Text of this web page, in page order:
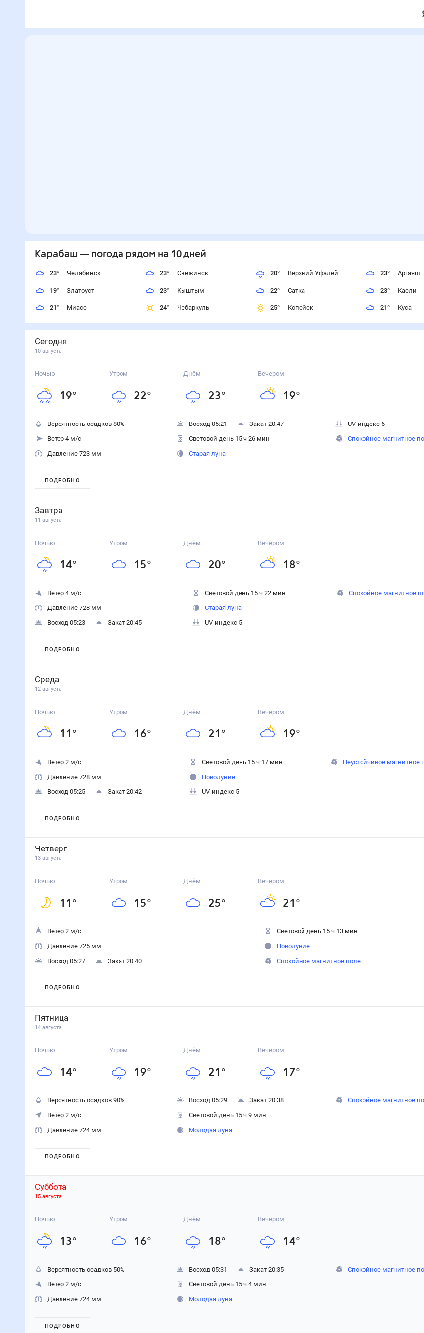
Карабаш — погода рядом на 10 дней
23° Челябинск
19° Златоуст
21° Миасс
23° Снежинск
23° Кыштым
24° Чебаркуль
20° Верхний Уфалей
22° Сатка
25° Копейск
23° Аргаяш
23° Касли
21° Куса
Сегодня
10 августа
Ночью
19°
Утром
22°
Днём
23°
Вечером
19°
Вероятность осадков 80%
Ветер 4 м/с
Давление 723 мм
Восход 05:21
Закат 20:47
Световой день 15 ч 26 мин
Старая луна
UV-индекс 6
Спокойное магнитное
ПОДРОБНО
Завтра
11 августа
Ночью
14°
Утром
15°
Днём
20°
Вечером
18°
Ветер 4 м/с
Давление 728 мм
Восход 05:23
Закат 20:45
Световой день 15 ч 22 мин
Старая луна
UV-индекс 5
Спокойное магнитное
ПОДРОБНО
Среда
12 августа
Ночью
11 °
Утром
16°
Днём
21 °
Вечером
19°
Ветер 2 м/с
Давление 728 мм
Восход 05:25
Закат 20:42
Световой день 15 ч 17 мин
Новолуние
UV-индекс 5
Неустойчивое магнитное
ПОДРОБНО
Четверг
13 августа
Ночью
11 °
Утром
15°
Днём
25°
Вечером
21 °
Ветер 2 м/с
Давление 725 мм
Восход 05:27
Закат 20:40
Световой день 15 ч 13 мин
Новолуние
Спокойное магнитное поле
ПОДРОБНО
Пятница
14 августа
Ночью
14°
Утром
19°
Днём
21 °
Вечером
17°
Вероятность осадков 90%
Ветер 2 м/с
Давление 724 мм
Восход 05:29
Закат 20:38
Световой день 15 ч 9 мин
Молодая луна
Спокойное магнитное
ПОДРОБНО
Суббота
15 августа
Ночью
13°
Утром
16°
Днём
18°
Вечером
14°
Вероятность осадков 50%
Ветер 2 м/с
Давление 724 мм
Восход 05:31
Закат 20:35
Световой день 15 ч 4 мин
Молодая луна
Спокойное магнитное
ПОДРОБНО